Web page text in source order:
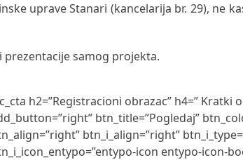
uprave Stanari (kancelarija br. 29), ne
samog projekta.
h2=”Registracioni obrazac” h4=” Kratki
btn_title=”Pogledaj”
btn_i_align=”right”
icon entypo-icon-